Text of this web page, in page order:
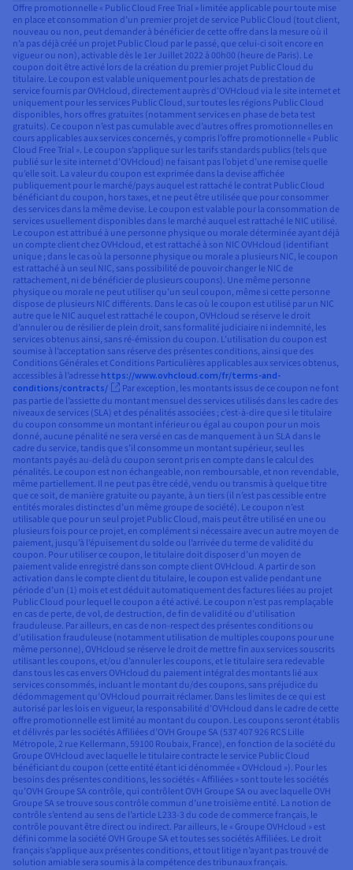
Offre promotionnelle « Public Cloud Free Trial » limitée applicable pour toute mise
en place et consommation d’un premier projet de service Public Cloud (tout client,
nouveau ou non, peut demander à bénéficier de cette offre dans la mesure où il
n’a pas déjà créé un projet Public Cloud par le passé, que celui-ci soit encore en
vigueur ou non), activable dès le 1er Juillet 2022 à 00h00 (heure de Paris). Le
coupon doit être activé lors de la création du premier projet Public Cloud du
titulaire. Le coupon est valable uniquement pour les achats de prestation de
service fournis par OVHcloud, directement auprès d’OVHcloud via le site internet et
uniquement pour les services Public Cloud, sur toutes les régions Public Cloud
disponibles, hors offres gratuites (notamment services en phase de beta test
gratuits). Ce coupon n’est pas cumulable avec d’autres offres promotionnelles en
cours applicables aux services concernés, y compris l’offre promotionnelle « Public
Cloud Free Trial ». Le coupon s’applique sur les tarifs standards publics (tels que
publié sur le site internet d’OVHcloud) ne faisant pas l’objet d’une remise quelle
qu’elle soit. La valeur du coupon est exprimée dans la devise affichée
publiquement pour le marché/pays auquel est rattaché le contrat Public Cloud
bénéficiant du coupon, hors taxes, et ne peut être utilisée que pour consommer
des services dans la même devise. Le coupon est valable pour la consommation de
services usuellement disponibles dans le marché auquel est rattaché le NIC utilisé.
Le coupon est attribué à une personne physique ou morale déterminée ayant déjà
un compte client chez OVHcloud, et est rattaché à son NIC OVHcloud (identifiant
unique ; dans le cas où la personne physique ou morale a plusieurs NIC, le coupon
est rattaché à un seul NIC, sans possibilité de pouvoir changer le NIC de
rattachement, ni de bénéficier de plusieurs coupons). Une même personne
physique ou morale ne peut utiliser qu’un seul coupon, même si cette personne
dispose de plusieurs NIC différents. Dans le cas où le coupon est utilisé par un NIC
autre que le NIC auquel est rattaché le coupon, OVHcloud se réserve le droit
d’annuler ou de résilier de plein droit, sans formalité judiciaire ni indemnité, les
services obtenus ainsi, sans ré-émission du coupon. L’utilisation du coupon est
soumise à l’acceptation sans réserve des présentes conditions, ainsi que des
Conditions Générales et Conditions Particulières applicables aux services obtenus,
accessibles à l’adresse https://www.ovhcloud.com/fr/terms-and-
conditions/contracts/
Par exception, les montants issus de ce coupon ne font
pas partie de l’assiette du montant mensuel des services utilisés dans les cadre des
niveaux de services (SLA) et des pénalités associées ; c’est-à-dire que si le titulaire
du coupon consomme un montant inférieur ou égal au coupon pour un mois
donné, aucune pénalité ne sera versé en cas de manquement à un SLA dans le
cadre du service, tandis que s’il consomme un montant supérieur, seul les
montants payés au-delà du coupon seront pris en compte dans le calcul des
pénalités. Le coupon est non échangeable, non remboursable, et non revendable,
même partiellement. Il ne peut pas être cédé, vendu ou transmis à quelque titre
que ce soit, de manière gratuite ou payante, à un tiers (il n’est pas cessible entre
entités morales distinctes d’un même groupe de société). Le coupon n’est
utilisable que pour un seul projet Public Cloud, mais peut être utilisé en une ou
plusieurs fois pour ce projet, en complément si nécessaire avec un autre moyen de
paiement, jusqu’à l’épuisement du solde ou l’arrivée du terme de validité du
coupon. Pour utiliser ce coupon, le titulaire doit disposer d’un moyen de
paiement valide enregistré dans son compte client OVHcloud. A partir de son
activation dans le compte client du titulaire, le coupon est valide pendant une
période d’un (1) mois et est déduit automatiquement des factures liées au projet
Public Cloud pour lequel le coupon a été activé. Le coupon n’est pas remplaçable
en cas de perte, de vol, de destruction, de fin de validité ou d’utilisation
frauduleuse. Par ailleurs, en cas de non-respect des présentes conditions ou
d’utilisation frauduleuse (notamment utilisation de multiples coupons pour une
même personne), OVHcloud se réserve le droit de mettre fin aux services souscrits
utilisant les coupons, et/ou d’annuler les coupons, et le titulaire sera redevable
dans tous les cas envers OVHcloud du paiement intégral des montants lié aux
services consommés, incluant le montant du/des coupons, sans préjudice du
dédommagement qu’OVHcloud pourrait réclamer. Dans les limites de ce qui est
autorisé par les lois en vigueur, la responsabilité d’OVHcloud dans le cadre de cette
offre promotionnelle est limité au montant du coupon. Les coupons seront établis
et délivrés par les sociétés Affiliées d’OVH Groupe SA (537 407 926 RCS Lille
Métropole, 2 rue Kellermann, 59100 Roubaix, France), en fonction de la société du
Groupe OVHcloud avec laquelle le titulaire contracte le service Public Cloud
bénéficiant du coupon (cette entité étant ici dénommée « OVHcloud »). Pour les
besoins des présentes conditions, les sociétés « Affiliées » sont toute les sociétés
qu’OVH Groupe SA contrôle, qui contrôlent OVH Groupe SA ou avec laquelle OVH
Groupe SA se trouve sous contrôle commun d’une troisième entité. La notion de
contrôle s’entend au sens de l’article L233-3 du code de commerce français, le
contrôle pouvant être direct ou indirect. Par ailleurs, le « Groupe OVHcloud » est
défini comme la société OVH Groupe SA et toutes ses sociétés Affiliées. Le droit
français s’applique aux présentes conditions, et tout litige n’ayant pas trouvé de
solution amiable sera soumis à la compétence des tribunaux français.